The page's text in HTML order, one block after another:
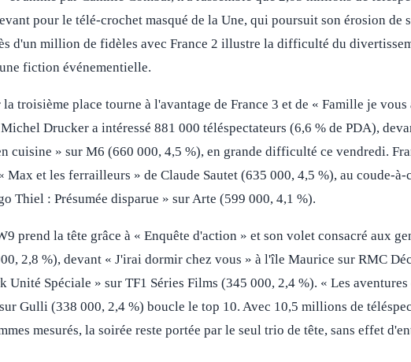
pour le télé-crochet masqué de la Une, qui poursuit son érosion de
d'un million de fidèles avec France 2 illustre la difficulté du
fiction événementielle.
troisième place tourne à l'avantage de France 3 et de « Famille je
Drucker a intéressé 881 000 téléspectateurs (6,6 % de PDA),
cuisine » sur M6 (660 000, 4,5 %), en grande difficulté ce vendredi.
Max et les ferrailleurs » de Claude Sautet (635 000, 4,5 %), au coude-
Thiel : Présumée disparue » sur Arte (599 000, 4,1 %).
prend la tête grâce à « Enquête d'action » et son volet consacré aux
2,8 %), devant « J'irai dormir chez vous » à l'île Maurice sur RMC
Unité Spéciale » sur TF1 Séries Films (345 000, 2,4 %). « Les
Gulli (338 000, 2,4 %) boucle le top 10. Avec 10,5 millions de
mesurés, la soirée reste portée par le seul trio de tête, sans effet